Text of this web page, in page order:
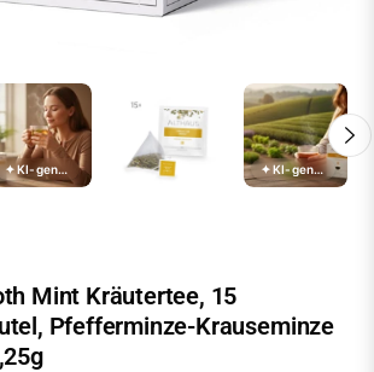
✦ KI-generiert ✦ KI-generiert
Mint Kräutertee, 15
Pfefferminze-Krauseminze